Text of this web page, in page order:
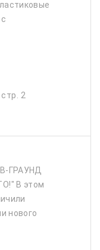
2
ГРАУНД
В этом
нового